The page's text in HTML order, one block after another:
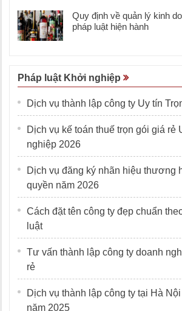
Quy định về quản lý kinh
pháp luật hiện hành
Pháp luật Khởi nghiệp
Dịch vụ thành lập công ty Uy tín
Dịch vụ kế toán thuế trọn gói giá rẻ
nghiệp 2026
Dịch vụ đăng ký nhãn hiệu thương
quyền năm 2026
Cách đặt tên công ty đẹp chuẩn
luật
Tư vấn thành lập công ty doanh
rẻ
Dịch vụ thành lập công ty tại Hà
năm 2025